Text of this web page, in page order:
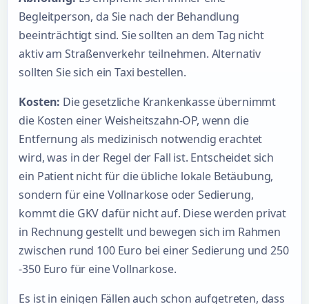
Begleitperson, da Sie nach der Behandlung
beeinträchtigt sind. Sie sollten an dem Tag nicht
aktiv am Straßenverkehr teilnehmen. Alternativ
sollten Sie sich ein Taxi bestellen.
Kosten: Die gesetzliche Krankenkasse übernimmt
die Kosten einer Weisheitszahn-OP, wenn die
Entfernung als medizinisch notwendig erachtet
wird, was in der Regel der Fall ist. Entscheidet sich
ein Patient nicht für die übliche lokale Betäubung,
sondern für eine Vollnarkose oder Sedierung,
kommt die GKV dafür nicht auf. Diese werden privat
in Rechnung gestellt und bewegen sich im Rahmen
zwischen rund 100 Euro bei einer Sedierung und 250
-350 Euro für eine Vollnarkose.
Es ist in einigen Fällen auch schon aufgetreten, dass